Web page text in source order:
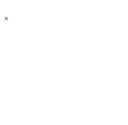
×